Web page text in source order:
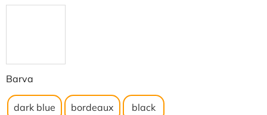
Barva
dark blue bordeaux black